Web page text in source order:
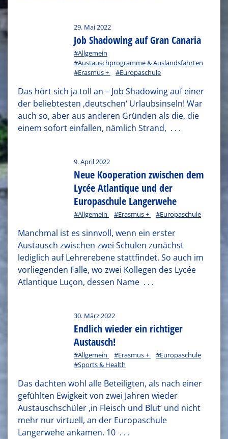
29. Mai 2022
Job Shadowing auf Gran Canaria
#Allgemein
#Austauschprogramme & Auslandsfahrten
#Erasmus +
#Europaschule
Das hört sich ja toll an – Job Shadowing auf einer
der beliebtesten ‚deutschen‘ Urlaubsinseln! War
auch so, aber aus anderen Gründen als die, die
einem sofort einfallen, nämlich Strand, . . .
9. April 2022
Neue Kooperation zwischen dem
Lycée Atlantique und der
Europaschule Langerwehe
#Allgemein #Erasmus + #Europaschule
Manchmal ist es sinnvoll, wenn ein erster
Austausch zwischen zwei Schulen zunächst
lediglich auf Lehrerebene stattfindet. So auch im
vorliegenden Falle, wo zwei Kollegen des Lycée
Atlantique Luçon, dessen Name . . .
30. März 2022
Endlich wieder ein richtiger
Austausch!
#Allgemein #Erasmus +
#Europaschule
#Sports & Health
Das dachten wohl alle Beteiligten, als nach einer
gefühlten Ewigkeit von zwei Jahren wieder
Austauschschüler ‚in Fleisch und Blut‘ und nicht
mehr nur virtuell, an der Europaschule
Langerwehe ankamen. 10 . . .